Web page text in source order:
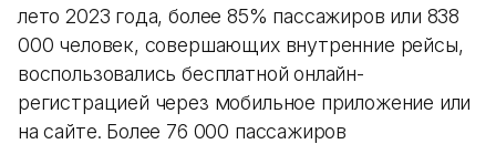
лето 2023 года, более 85% пассажиров или 838
000 человек, совершающих внутренние рейсы,
воспользовались бесплатной онлайн-
регистрацией через мобильное приложение или
на сайте. Более 76 000 пассажиров